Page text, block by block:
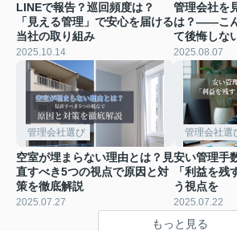
LINEで報告？巡回頻度は？
「見える管理」で安心を届ける
当社の取り組み
2025.10.14
管理会社を
は？――こ
て後悔しな
2025.08.07
管理会社選び
空室が埋まらない理由とは？見
直すべき5つの視点で原因と対
策を徹底解説
2025.07.27
管理会社選
安い管理手
「利益を
う視点を
2025.07.22
もっと見る